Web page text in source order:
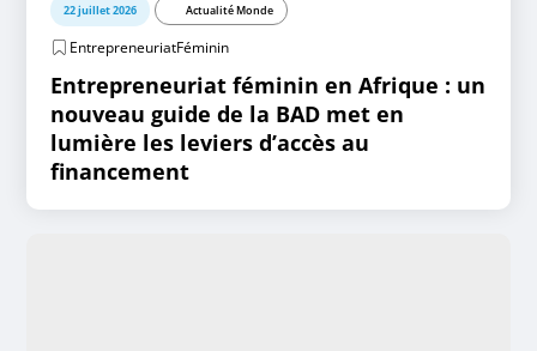
22 juillet 2026 Actualité Monde
EntrepreneuriatFéminin
Entrepreneuriat féminin en Afrique : un
nouveau guide de la BAD met en
lumière les leviers d’accès au
financement